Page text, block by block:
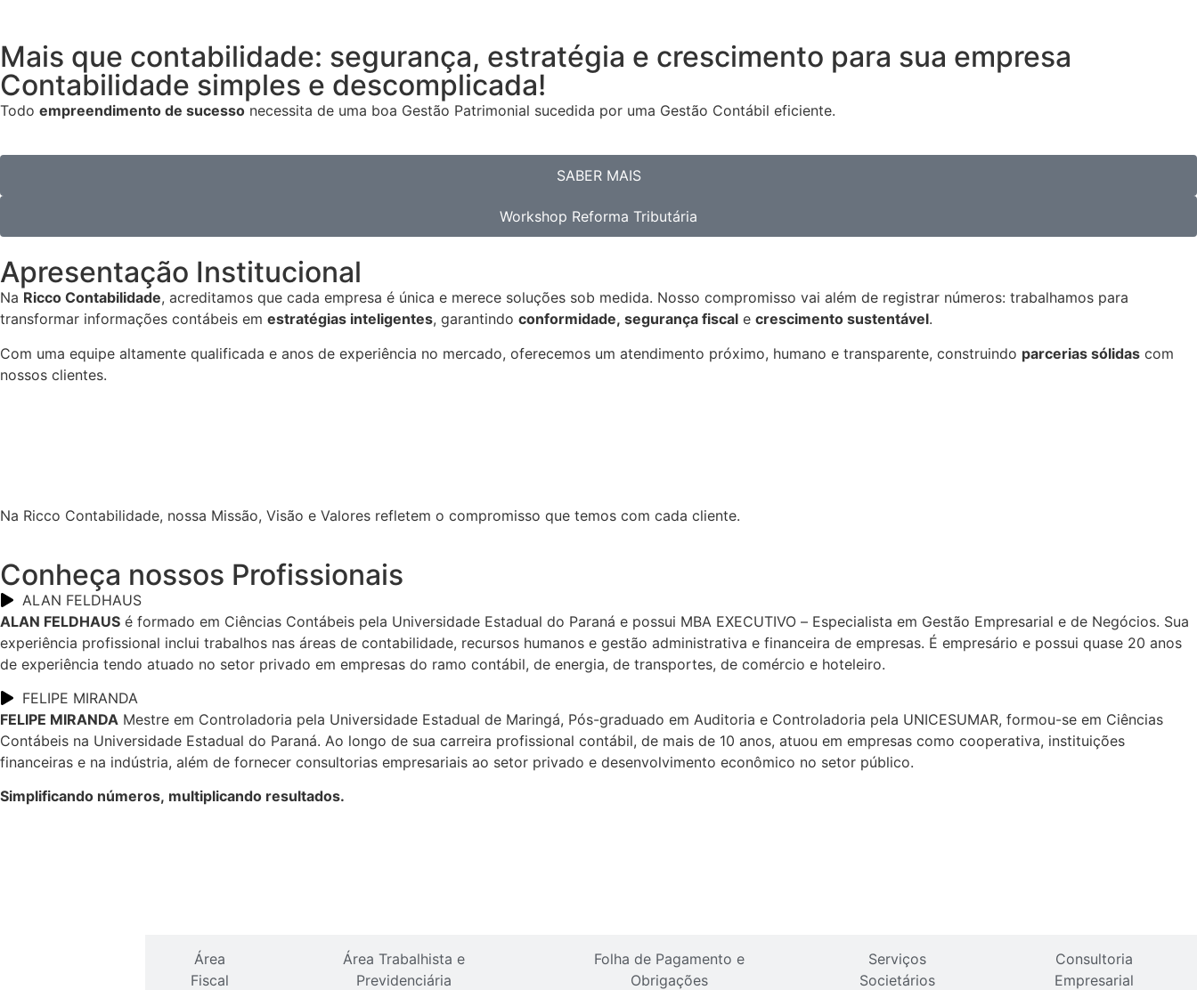
Mais que contabilidade: segurança, estratégia e crescimento para sua empresa
Contabilidade simples e descomplicada!
Todo empreendimento de sucesso necessita de uma boa Gestão Patrimonial sucedida por uma Gestão Contábil eficiente.
SABER MAIS
Workshop Reforma Tributária
Apresentação Institucional
Na Ricco Contabilidade, acreditamos que cada empresa é única e merece soluções sob medida. Nosso compromisso vai além de registrar números: trabalhamos para
transformar informações contábeis em estratégias inteligentes, garantindo conformidade, segurança fiscal e crescimento sustentável.
Com uma equipe altamente qualificada e anos de experiência no mercado, oferecemos um atendimento próximo, humano e transparente, construindo parcerias sólidas com
nossos clientes.
Na Ricco Contabilidade, nossa Missão, Visão e Valores refletem o compromisso que temos com cada cliente.
Conheça nossos Profissionais
ALAN FELDHAUS
ALAN FELDHAUS é formado em Ciências Contábeis pela Universidade Estadual do Paraná e possui MBA EXECUTIVO – Especialista em Gestão Empresarial e de Negócios. Sua
experiência profissional inclui trabalhos nas áreas de contabilidade, recursos humanos e gestão administrativa e financeira de empresas. É empresário e possui quase 20 anos
de experiência tendo atuado no setor privado em empresas do ramo contábil, de energia, de transportes, de comércio e hoteleiro.
FELIPE MIRANDA
FELIPE MIRANDA Mestre em Controladoria pela Universidade Estadual de Maringá, Pós-graduado em Auditoria e Controladoria pela UNICESUMAR, formou-se em Ciências
Contábeis na Universidade Estadual do Paraná. Ao longo de sua carreira profissional contábil, de mais de 10 anos, atuou em empresas como cooperativa, instituições
financeiras e na indústria, além de fornecer consultorias empresariais ao setor privado e desenvolvimento econômico no setor público.
Simplificando números, multiplicando resultados.
Área
Fiscal
Área Trabalhista e
Previdenciária
Folha de Pagamento e
Obrigações
Serviços
Societários
Consultoria
Empresarial